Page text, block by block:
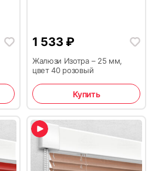
1 533 ₽
Жалюзи Изотра – 25 мм,
цвет 40 розовый
Купить